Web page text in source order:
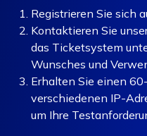
Registrieren Sie sich
Kontaktieren Sie
das Ticketsystem
Wunsches und
Erhalten Sie einen
verschiedenen IP-
um Ihre